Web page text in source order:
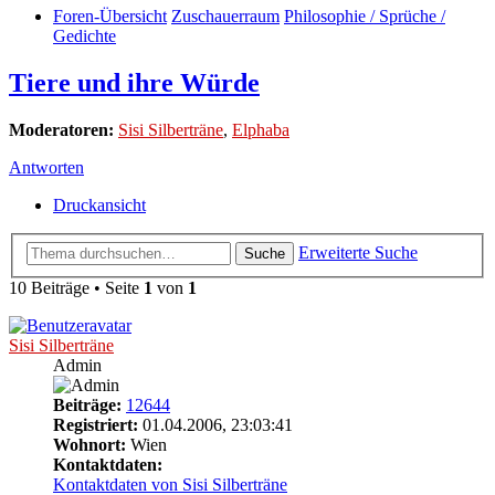
Foren-Übersicht Zuschauerraum Philosophie / Sprüche /
Gedichte
Tiere und ihre Würde
Moderatoren: Sisi Silberträne, Elphaba
Antworten
Druckansicht
Suche
Erweiterte Suche
10 Beiträge • Seite 1 von 1
Sisi Silberträne
Admin
Beiträge: 12644
Registriert: 01.04.2006, 23:03:41
Wohnort: Wien
Kontaktdaten:
Kontaktdaten von Sisi Silberträne